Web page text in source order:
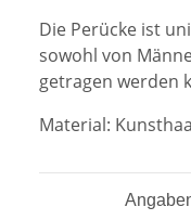
Die Perücke ist
sowohl von
getragen werden
Material: